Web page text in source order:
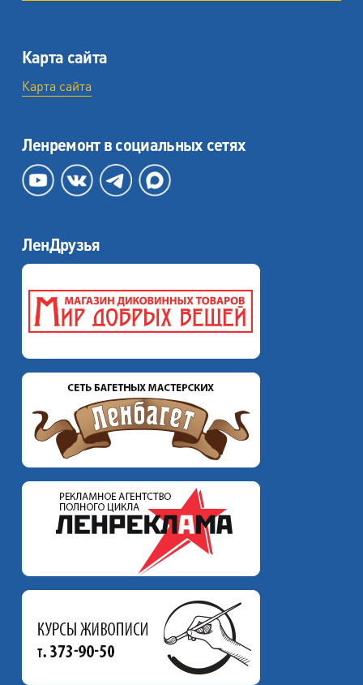
Карта сайта
Карта сайта
Ленремонт в социальных сетях
ЛенДрузья